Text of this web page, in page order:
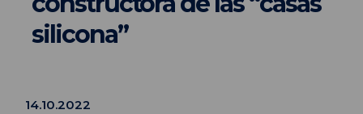
silicona”
14.10.2022